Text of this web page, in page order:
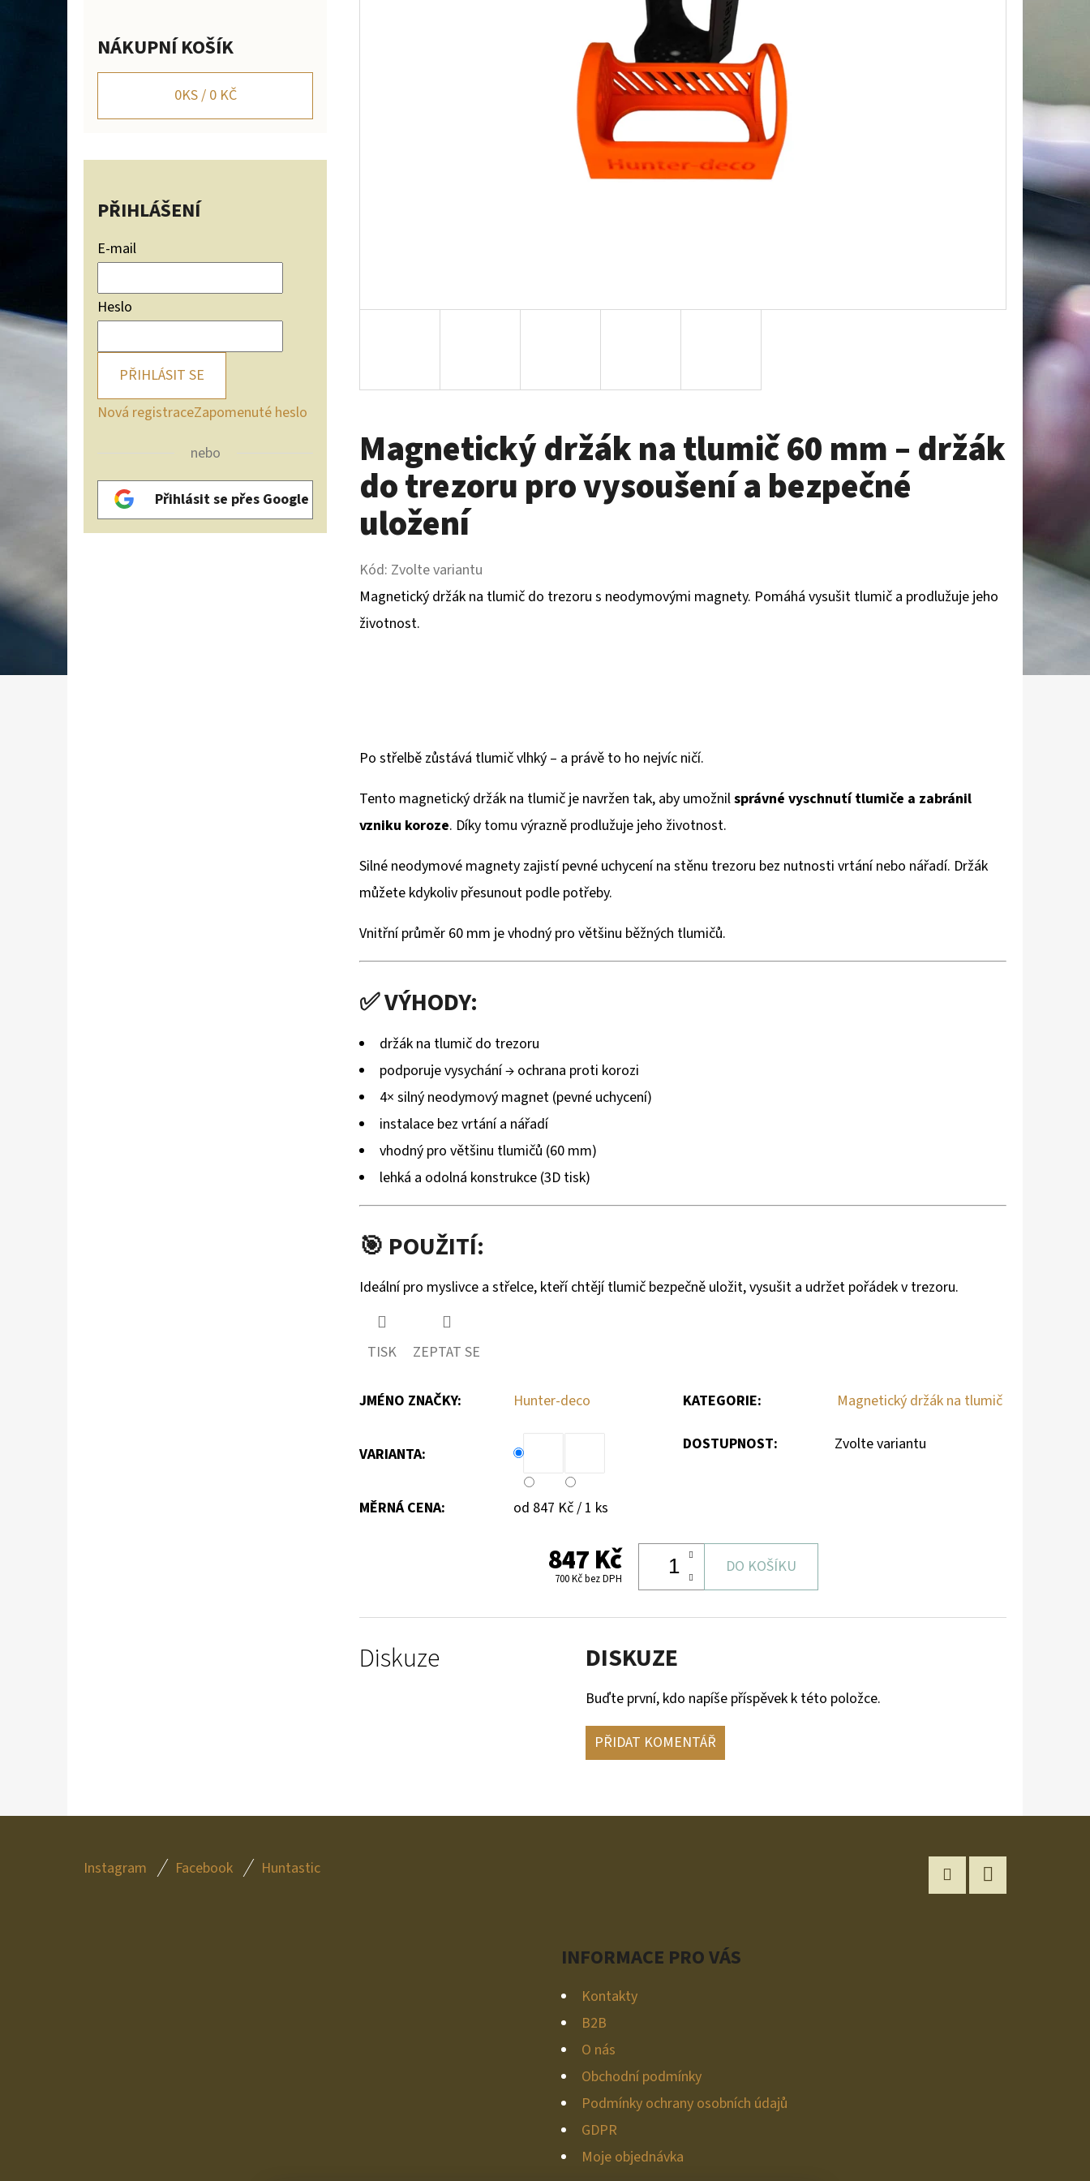
NÁKUPNÍ KOŠÍK
0KS / 0 KČ
PŘIHLÁŠENÍ
E-mail
Heslo
PŘIHLÁSIT SE
Nová registraceZapomenuté heslo
nebo
Přihlásit se přes Google
Magnetický držák na tlumič 60 mm – držák
do trezoru pro vysoušení a bezpečné
uložení
Kód: Zvolte variantu
Magnetický držák na tlumič do trezoru s neodymovými magnety. Pomáhá vysušit tlumič a prodlužuje jeho
životnost.
Po střelbě zůstává tlumič vlhký – a právě to ho nejvíc ničí.
Tento magnetický držák na tlumič je navržen tak, aby umožnilsprávné vyschnutí tlumiče a zabránil
vzniku koroze. Díky tomu výrazně prodlužuje jeho životnost.
Silné neodymové magnety zajistí pevné uchycení na stěnu trezoru bez nutnosti vrtání nebo nářadí. Držák
můžete kdykoliv přesunout podle potřeby.
Vnitřní průměr 60 mm je vhodný pro většinu běžných tlumičů.
✅ VÝHODY:
držák na tlumič do trezoru
podporuje vysychání → ochrana proti korozi
4× silný neodymový magnet (pevné uchycení)
instalace bez vrtání a nářadí
vhodný pro většinu tlumičů (60 mm)
lehká a odolná konstrukce (3D tisk)
🎯 POUŽITÍ:
Ideální pro myslivce a střelce, kteří chtějí tlumič bezpečně uložit, vysušit a udržet pořádek v trezoru.
TISK ZEPTAT SE
JMÉNO ZNAČKY: Hunter-deco
VARIANTA:
MĚRNÁ CENA:
Měrná
od 847 Kč / 1 ks
KATEGORIE: Magnetický držák na tlumič
DOSTUPNOST: Zvolte variantu
847 Kč
700 Kč bez DPH
DO KOŠÍKU
Diskuze DISKUZE
Buďte první, kdo napíše příspěvek k této položce.
PŘIDAT KOMENTÁŘ
NÁSTĚNNÝ DRŽÁK NA JELENÍ TROFEJ SILUETA
HOR NASTAVITELNÝ
KULIČKA ZÁVĚRU ZE DŘEVA WENGE – RUČNĚ KOVOVÁ PODLOŽKA POD TROFEJ SRNCE –
DRŽÁK NA NÁBOJNICI, ZLATÁ SILUETA HOR
990 Kč
Instagram Facebook
Huntastic
INFORMACE PRO VÁS
Kontakty
B2B
O nás
Obchodní podmínky
Podmínky ochrany osobních údajů
GDPR
Moje objednávka